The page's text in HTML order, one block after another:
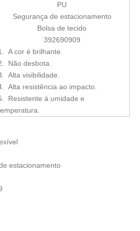
PU
Segurança de estacionamento
Bolsa de tecido
392690909
A cor é brilhante.
Não desbota.
Alta visibilidade.
Alta resistência ao impacto.
Resistente à umidade e
estacionamento